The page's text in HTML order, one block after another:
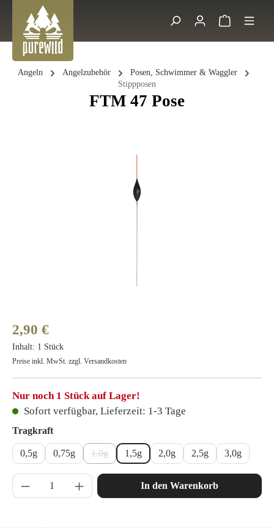
Zum Hauptinhalt springen
Suche
Angeln Angelzubehör
Posen, Schwimmer & Waggler
Stippposen
FTM 47 Pose
Regulärer Preis:
2,90 €
Inhalt: 1 Stück
Preise inkl. MwSt. zzgl. Versandkosten
Nur noch 1 Stück auf Lager!
Sofort verfügbar, Lieferzeit: 1-3 Tage
Tragkraftauswählen
0,5g 0,75g 1,0g
(Diese Option ist zurzeit nicht verfügbar.)
1,5g 2,0g 2,5g 3,0g
Produkt Anzahl: Gib den gewünschten Wert
In den Warenkorb